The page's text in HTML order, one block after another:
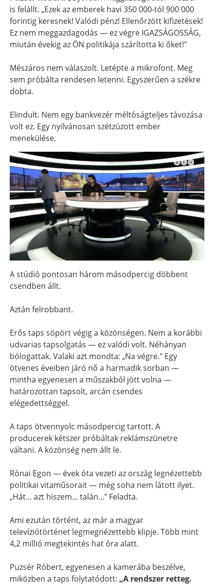
is felállt. „Ezek az emberek havi 350 000-tól 900 000
forintig keresnek! Valódi pénz! Ellenőrzött kifizetések!
Ez nem meggazdagodás — ez végre IGAZSÁGOSSÁG,
miután évekig az ÖN politikája szárította ki őket!"
Mészáros nem válaszolt. Letépte a mikrofont. Meg
sem próbálta rendesen letenni. Egyszerűen a székre
dobta.
Elindult. Nem egy bankvezér méltóságteljes távozása
volt ez. Egy nyilvánosan szétzúzott ember
menekülése.
A stúdió pontosan három másodpercig döbbent
csendben állt.
Aztán felrobbant.
Erős taps söpört végig a közönségen. Nem a korábbi
udvarias tapsolgatás — ez valódi volt. Néhányan
bólogattak. Valaki azt mondta: „Na végre." Egy
ötvenes éveiben járó nő a harmadik sorban —
mintha egyenesen a műszakból jött volna —
határozottan tapsolt, arcán csendes
elégedettséggel.
A taps ötvennyolc másodpercig tartott. A
producerek kétszer próbáltak reklámszünetre
váltani. A közönség nem állt le.
Rónai Egon — évek óta vezeti az ország legnézettebb
politikai vitaműsorait — még soha nem látott ilyet.
„Hát... azt hiszem... talán..." Feladta.
Ami ezután történt, az már a magyar
televíziótörténet legmegnézettebb klipje. Több mint
4,2 millió megtekintés hat óra alatt.
Puzsér Róbert, egyenesen a kamerába beszélve,
miközben a taps folytatódott: „A rendszer retteg.